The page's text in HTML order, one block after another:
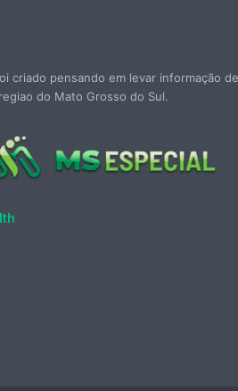
criado pensando em levar informação de
do Mato Grosso do Sul.